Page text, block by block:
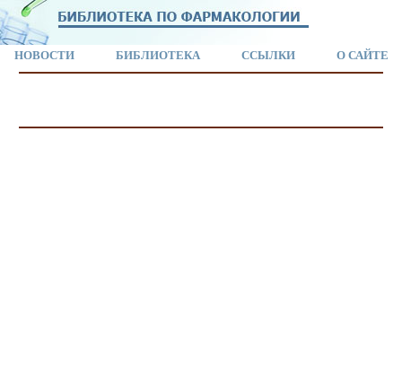
НОВОСТИ БИБЛИОТЕКА ССЫЛКИ О САЙТЕ